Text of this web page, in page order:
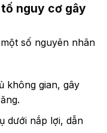
nguy cơ gây
số nguyên nhân
không gian, gây
dưới nắp lợi, dẫn